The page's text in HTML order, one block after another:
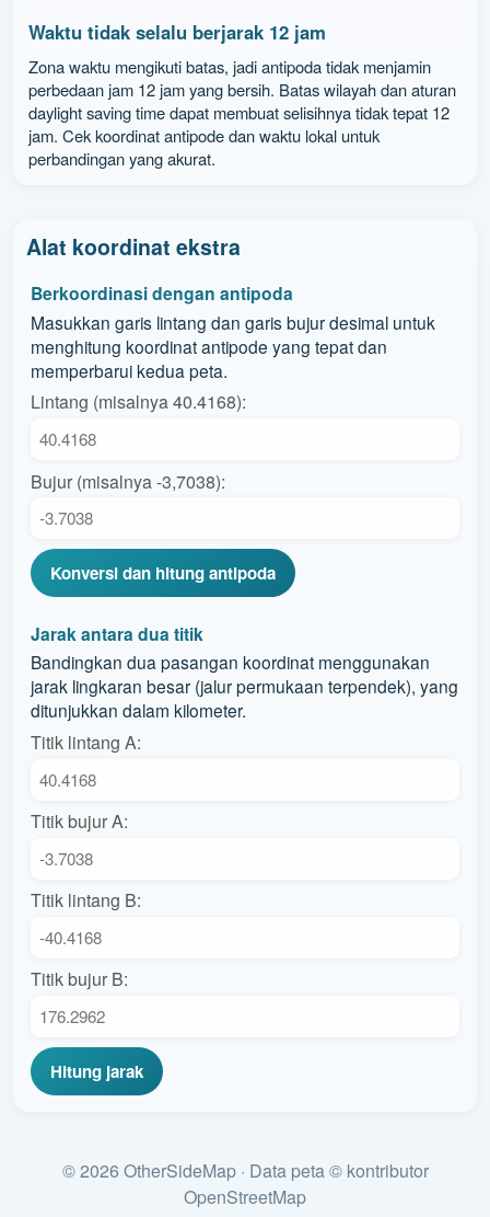
Waktu tidak selalu berjarak 12 jam
Zona waktu mengikuti batas, jadi antipoda tidak menjamin
perbedaan jam 12 jam yang bersih. Batas wilayah dan aturan
daylight saving time dapat membuat selisihnya tidak tepat 12
jam. Cek koordinat antipode dan waktu lokal untuk
perbandingan yang akurat.
Alat koordinat ekstra
Berkoordinasi dengan antipoda
Masukkan garis lintang dan garis bujur desimal untuk
menghitung koordinat antipode yang tepat dan
memperbarui kedua peta.
Lintang (misalnya 40.4168):
Bujur (misalnya -3,7038):
Konversi dan hitung antipoda
Jarak antara dua titik
Bandingkan dua pasangan koordinat menggunakan
jarak lingkaran besar (jalur permukaan terpendek), yang
ditunjukkan dalam kilometer.
Titik lintang A:
Titik bujur A:
Titik lintang B:
Titik bujur B:
Hitung jarak
© 2026 OtherSideMap · Data peta © kontributor
OpenStreetMap